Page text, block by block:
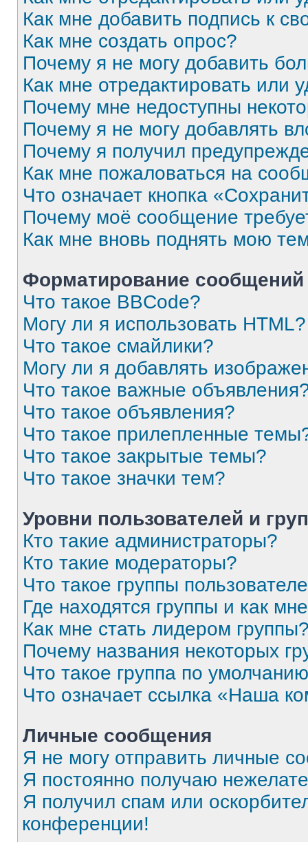
Как мне добавить подпись к
Как мне создать опрос?
Почему я не могу добавить
Как мне отредактировать или
Почему мне недоступны
Почему я не могу добавлять
Почему я получил
Как мне пожаловаться на
Что означает кнопка
Почему моё сообщение
Как мне вновь поднять мою
Форматирование
Что такое BBCode?
Могу ли я использовать HTML?
Что такое смайлики?
Могу ли я добавлять
Что такое важные
Что такое объявления?
Что такое прилепленные
Что такое закрытые темы?
Что такое значки тем?
Уровни пользователей и
Кто такие администраторы?
Кто такие модераторы?
Что такое группы
Где находятся группы и как
Как мне стать лидером
Почему названия некоторых
Что такое группа по
Что означает ссылка «Наша
Личные сообщения
Я не могу отправить личные
Я постоянно получаю
Я получил спам или
конференции!